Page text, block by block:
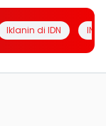
Iklanin di IDN